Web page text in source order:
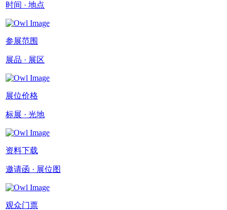
时间 · 地点
参展范围
展品 · 展区
展位价格
标展 · 光地
资料下载
邀请函 · 展位图
观众门票